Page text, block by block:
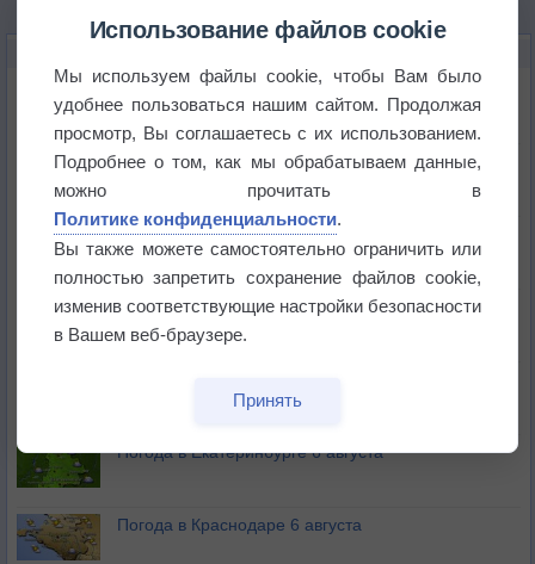
Космическая погода влияет на транспорт
Приложение построит маршрут через тень
Атмосфера начала замерзать
В Приморье обнаружены морские волны тепла
Погода в Екатеринбурге 6 августа
Погода в Краснодаре 6 августа
Использование файлов cookie
Мы используем файлы cookie, чтобы Вам было
удобнее пользоваться нашим сайтом. Продолжая
просмотр, Вы соглашаетесь с их использованием.
Подробнее о том, как мы обрабатываем данные,
можно прочитать в
Политике конфиденциальности.
Вы также можете самостоятельно ограничить или
полностью запретить сохранение файлов cookie,
изменив соответствующие настройки безопасности
в Вашем веб-браузере.
Принять